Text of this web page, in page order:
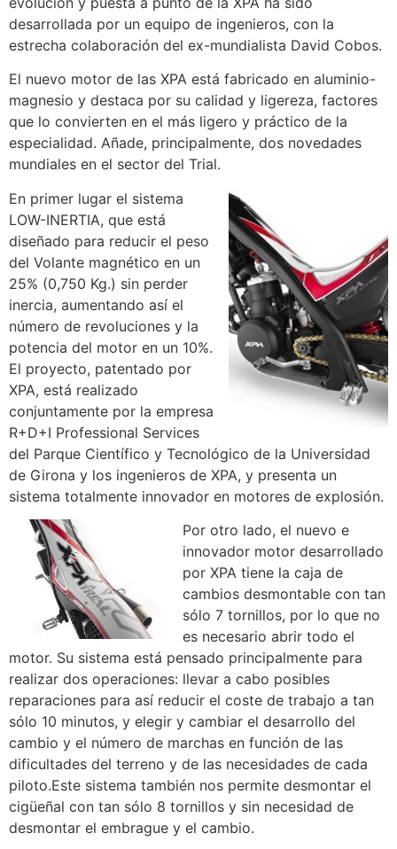
desarrollada por un equipo de ingenieros, con la
estrecha colaboración del ex-mundialista David Cobos.
El nuevo motor de las XPA está fabricado en aluminio-
magnesio y destaca por su calidad y ligereza, factores
que lo convierten en el más ligero y práctico de la
especialidad. Añade, principalmente, dos novedades
mundiales en el sector del Trial.
En primer lugar el sistema
LOW-INERTIA, que está
diseñado para reducir el peso
del Volante magnético en un
25% (0,750 Kg.) sin perder
inercia, aumentando así el
número de revoluciones y la
potencia del motor en un 10%.
El proyecto, patentado por
XPA, está realizado
conjuntamente por la empresa
R+D+I Professional Services
del Parque Científico y Tecnológico de la Universidad
de Girona y los ingenieros de XPA, y presenta un
sistema totalmente innovador en motores de explosión.
Por otro lado, el nuevo e
innovador motor desarrollado
por XPA tiene la caja de
cambios desmontable con tan
sólo 7 tornillos, por lo que no
es necesario abrir todo el
motor. Su sistema está pensado principalmente para
realizar dos operaciones: llevar a cabo posibles
reparaciones para así reducir el coste de trabajo a tan
sólo 10 minutos, y elegir y cambiar el desarrollo del
cambio y el número de marchas en función de las
dificultades del terreno y de las necesidades de cada
piloto.Este sistema también nos permite desmontar el
cigüeñal con tan sólo 8 tornillos y sin necesidad de
desmontar el embrague y el cambio.